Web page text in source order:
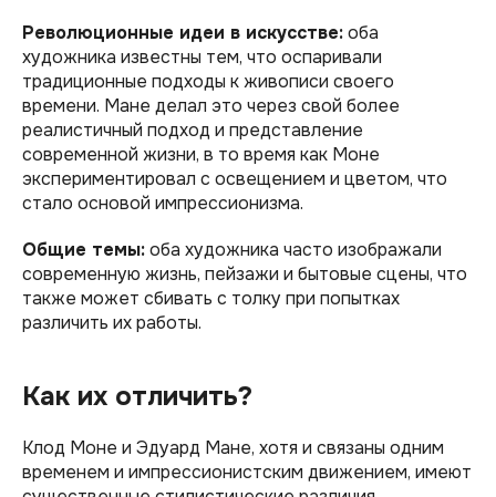
Революционные идеи в искусстве:оба
художника известны тем, что оспаривали
традиционные подходы к живописи своего
времени. Мане делал это через свой более
реалистичный подход и представление
современной жизни, в то время как Моне
экспериментировал с освещением и цветом, что
стало основой импрессионизма.
Общие темы:оба художника часто изображали
современную жизнь, пейзажи и бытовые сцены, что
также может сбивать с толку при попытках
различить их работы.
Как их отличить?
Клод Моне и Эдуард Мане, хотя и связаны одним
временем и импрессионистским движением, имеют